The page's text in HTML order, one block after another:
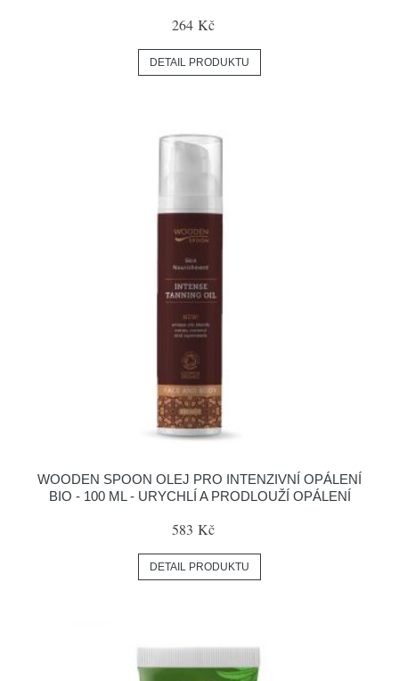
264 Kč
DETAIL PRODUKTU
WOODEN SPOON OLEJ PRO INTENZIVNÍ OPÁLENÍ
BIO - 100 ML - URYCHLÍ A PRODLOUŽÍ OPÁLENÍ
583 Kč
DETAIL PRODUKTU